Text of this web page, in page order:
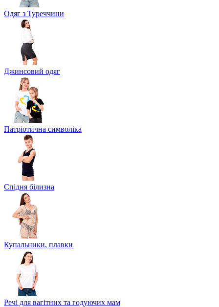
Одяг з Туреччини
Джинсовий одяг
Патріотична символіка
Спідня білизна
Купальники, плавки
Речі для вагітних та годуючих мам